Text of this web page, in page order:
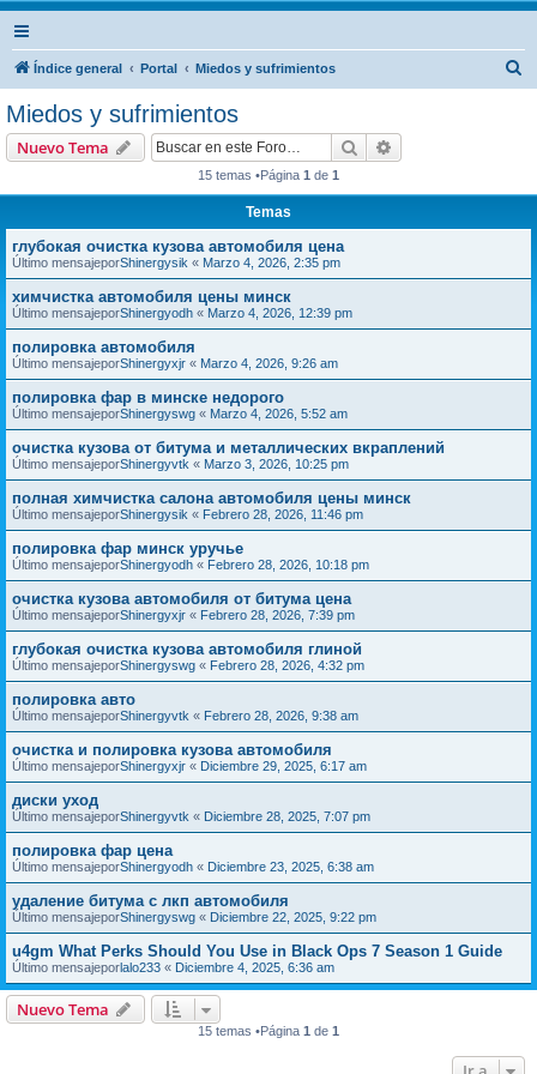
Índice general Portal Miedos y sufrimientos
Miedos y sufrimientos
Nuevo Tema Buscar
15 temas •Página 1 de 1
Temas
глубокая очистка кузова автомобиля цена
Último mensajeporShinergysik « Marzo 4, 2026, 2:35 pm
химчистка автомобиля цены минск
Último mensajeporShinergyodh « Marzo 4, 2026, 12:39 pm
полировка автомобиля
Último mensajeporShinergyxjr « Marzo 4, 2026, 9:26 am
полировка фар в минске недорого
Último mensajeporShinergyswg « Marzo 4, 2026, 5:52 am
очистка кузова от битума и металлических вкраплений
Último mensajeporShinergyvtk « Marzo 3, 2026, 10:25 pm
полная химчистка салона автомобиля цены минск
Último mensajeporShinergysik « Febrero 28, 2026, 11:46 pm
полировка фар минск уручье
Último mensajeporShinergyodh « Febrero 28, 2026, 10:18 pm
очистка кузова автомобиля от битума цена
Último mensajeporShinergyxjr « Febrero 28, 2026, 7:39 pm
глубокая очистка кузова автомобиля глиной
Último mensajeporShinergyswg « Febrero 28, 2026, 4:32 pm
полировка авто
Último mensajeporShinergyvtk « Febrero 28, 2026, 9:38 am
очистка и полировка кузова автомобиля
Último mensajeporShinergyxjr « Diciembre 29, 2025, 6:17 am
диски уход
Último mensajeporShinergyvtk « Diciembre 28, 2025, 7:07 pm
полировка фар цена
Último mensajeporShinergyodh « Diciembre 23, 2025, 6:38 am
удаление битума с лкп автомобиля
Último mensajeporShinergyswg « Diciembre 22, 2025, 9:22 pm
u4gm What Perks Should You Use in Black Ops 7 Season 1 Guide
Último mensajeporlalo233 « Diciembre 4, 2025, 6:36 am
Nuevo Tema
15 temas •Página 1 de 1